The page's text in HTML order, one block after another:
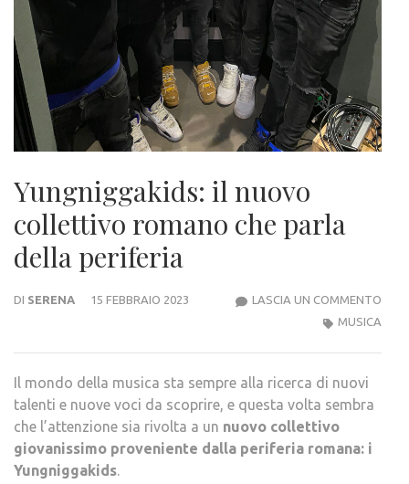
Yungniggakids: il nuovo
collettivo romano che parla
della periferia
DI SERENA 15 FEBBRAIO 2023 LASCIA UN COMMENTO
MUSICA
Il mondo della musica sta sempre alla ricerca di nuovi
talenti e nuove voci da scoprire, e questa volta sembra
che l’attenzione sia rivolta a un nuovo collettivo
giovanissimo proveniente dalla periferia romana: i
Yungniggakids.